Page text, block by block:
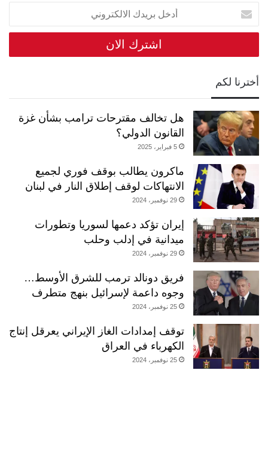
أدخل
بريدك
الالكتروني
أخترنا لكم
هل تخالف مقترحات ترامب بشأن غزة
القانون الدولي؟
5 فبراير، 2025
ماكرون يطالب بوقف فوري لجميع
الانتهاكات لوقف إطلاق النار في لبنان
29 نوفمبر، 2024
إيران تؤكد دعمها لسوريا وتطورات
ميدانية في إدلب وحلب
29 نوفمبر، 2024
فريق دونالد ترمب للشرق الأوسط…
وجوه داعمة لإسرائيل بنهج متطرف
25 نوفمبر، 2024
توقف إمدادات الغاز الإيراني يعرقل إنتاج
الكهرباء في العراق
25 نوفمبر، 2024